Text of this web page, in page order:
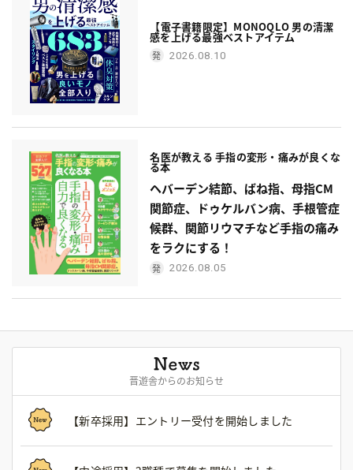
【電子書籍限定】MONOQLO 男の清潔
感を上げる最強ベストアイテム
2026.08.10
名医が教える 手指の変形・痛みが良くな
る本
ヘバーデン結節、ばね指、母指CM
関節症、ドゥケルバン病、手根管症
候群、関節リウマチなど手指の痛み
をラクにする！
2026.08.05
晋遊舎からのお知らせ
【新卒採用】エントリー受付を開始しました